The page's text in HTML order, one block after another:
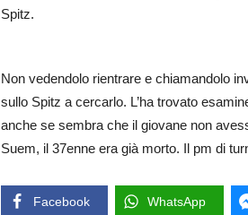
Spitz.
Non vedendolo rientrare e chiamandolo
sullo Spitz a cercarlo. L’ha trovato
anche se sembra che il giovane non
Suem, il 37enne era già morto. Il pm di
Facebook WhatsApp